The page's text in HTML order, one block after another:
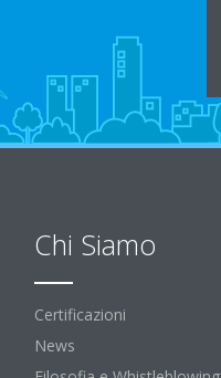
Chi Siamo
Certificazioni
News